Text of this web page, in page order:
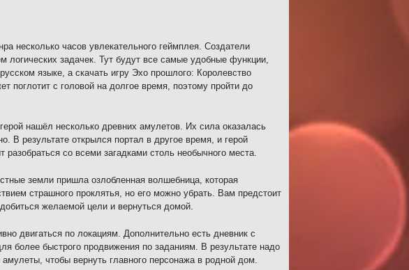
несколько часов увлекательного геймплея. Создатели
логических задачек. Тут будут все самые удобные функции,
языке, а скачать игру Эхо прошлого: Королевство
поглотит с головой на долгое время, поэтому пройти до
нашёл несколько древних амулетов. Их сила оказалась
В результате открылся портал в другое время, и герой
разобраться со всеми загадками столь необычного места.
земли пришла озлобленная волшебница, которая
страшного проклятья, но его можно убрать. Вам предстоит
желаемой цели и вернуться домой.
двигаться по локациям. Дополнительно есть дневник с
более быстрого продвижения по заданиям. В результате надо
чтобы вернуть главного персонажа в родной дом.